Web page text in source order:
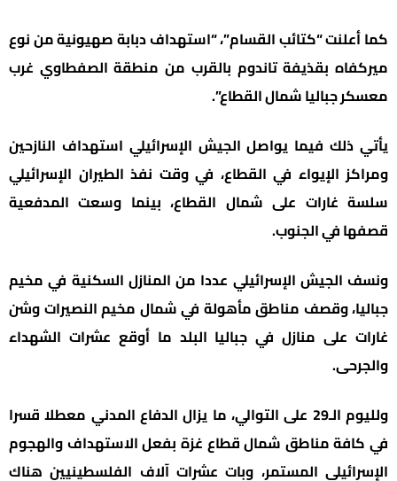
كما أعلنت “كتائب القسام”، “استهداف دبابة صهيونية من نوع
ميركفاه بقذيفة تاندوم بالقرب من منطقة الصفطاوي غرب
معسكر جباليا شمال القطاع”.
يأتي ذلك فيما يواصل الجيش الإسرائيلي استهداف النازحين
ومراكز الإيواء في القطاع، في وقت نفذ الطيران الإسرائيلي
سلسة غارات على شمال القطاع، بينما وسعت المدفعية
قصفها في الجنوب.
ونسف الجيش الإسرائيلي عددا من المنازل السكنية في مخيم
جباليا، وقصف مناطق مأهولة في شمال مخيم النصيرات وشن
غارات على منازل في جباليا البلد ما أوقع عشرات الشهداء
والجرحى.
ولليوم الـ29 على التوالي، ما يزال الدفاع المدني معطلا قسرا
في كافة مناطق شمال قطاع غزة بفعل الاستهداف والهجوم
الإسرائيلي المستمر، وبات عشرات آلاف الفلسطينيين هناك